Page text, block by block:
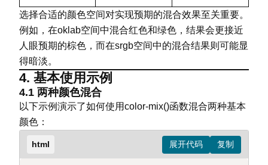
选择合适的颜色空间对实现预期的混合效果至关重要。
例如，在oklab空间中混合红色和绿色，结果会更接近
人眼预期的棕色，而在srgb空间中的混合结果则可能显
得暗淡。
4. 基本使用示例
4.1 两种颜色混合
以下示例演示了如何使用color-mix()函数混合两种基本
颜色：
html